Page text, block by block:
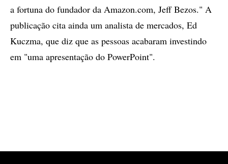
a fortuna do fundador da Amazon.com, Jeff Bezos." A
publicação cita ainda um analista de mercados, Ed
Kuczma, que diz que as pessoas acabaram investindo
em "uma apresentação do PowerPoint".